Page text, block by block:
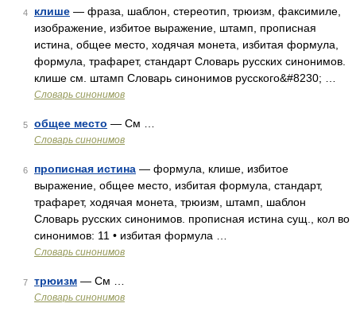
4 клише — фраза, шаблон, стереотип, трюизм, факсимиле,
изображение, избитое выражение, штамп, прописная
истина, общее место, ходячая монета, избитая формула,
формула, трафарет, стандарт Словарь русских синонимов.
клише см. штамп Словарь синонимов русского&#8230; …
Словарь синонимов
5 общее место — См …
Словарь синонимов
6 прописная истина — формула, клише, избитое
выражение, общее место, избитая формула, стандарт,
трафарет, ходячая монета, трюизм, штамп, шаблон
Словарь русских синонимов. прописная истина сущ., кол во
синонимов: 11 • избитая формула …
Словарь синонимов
7 трюизм — См …
Словарь синонимов